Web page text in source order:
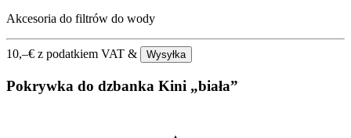
Akcesoria do filtrów do wody
10,–€ z podatkiem VAT & Wysyłka
Pokrywka do dzbanka Kini „biała”